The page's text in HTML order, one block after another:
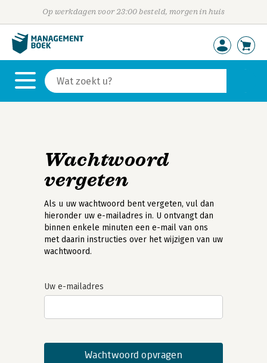
Op werkdagen voor 23:00 besteld, morgen in huis
Wachtwoord
vergeten
Als u uw wachtwoord bent vergeten, vul dan
hieronder uw e-mailadres in. U ontvangt dan
binnen enkele minuten een e-mail van ons
met daarin instructies over het wijzigen van uw
wachtwoord.
Uw e-mailadres